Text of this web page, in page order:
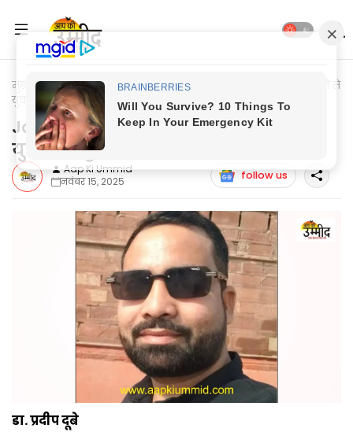
मुख्यपृष्ठ Jaunpur Update
Jaunpur News: करेंट की चपेट में आने से
युवक की हुई मौत
Jaunpur News: करेंट की चपेट में आने से
युवक की हुई मौत
Aap Ki Ummid
नवंबर 15, 2025
follow us
डा. प्रदीप दूबे